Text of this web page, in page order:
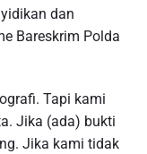
dan
Bareskrim Polda
Tapi kami
Jika (ada) bukti
Jika kami tidak